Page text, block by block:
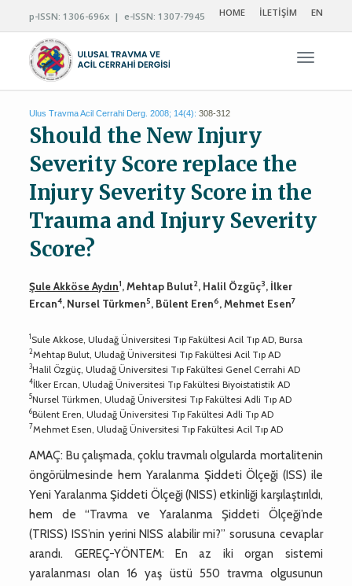
p-ISSN: 1306-696x | e-ISSN: 1307-7945 HOME İLETİŞİM EN
Ulus Travma Acil Cerrahi Derg. 2008; 14(4): 308-312
Should the New Injury
Severity Score replace the
Injury Severity Score in the
Trauma and Injury Severity
Score?
Şule Akköse Aydın1, Mehtap Bulut2, Halil Özgüç3, İlker
Ercan4, Nursel Türkmen5, Bülent Eren6, Mehmet Esen7
1Sule Akkose, Uludağ Üniversitesi Tıp Fakültesi Acil Tıp AD, Bursa
2Mehtap Bulut, Uludağ Üniversitesi Tıp Fakültesi Acil Tıp AD
3Halil Özgüç, Uludağ Üniversitesi Tıp Fakültesi Genel Cerrahi AD
4İlker Ercan, Uludağ Üniversitesi Tıp Fakültesi Biyoistatistik AD
5Nursel Türkmen, Uludağ Üniversitesi Tıp Fakültesi Adli Tıp AD
6Bülent Eren, Uludağ Üniversitesi Tıp Fakültesi Adli Tıp AD
7Mehmet Esen, Uludağ Üniversitesi Tıp Fakültesi Acil Tıp AD
AMAÇ: Bu çalışmada, çoklu travmalı olgularda mortalitenin
öngörülmesinde hem Yaralanma Şiddeti Ölçeği (ISS) ile
Yeni Yaralanma Şiddeti Ölçeği (NISS) etkinliği karşılaştırıldı,
hem de “Travma ve Yaralanma Şiddeti Ölçeği’nde
(TRISS) ISS’nin yerini NISS alabilir mi?” sorusuna cevaplar
arandı. GEREÇ-YÖNTEM: En az iki organ sistemi
yaralanması olan 16 yaş üstü 550 travma olgusunun